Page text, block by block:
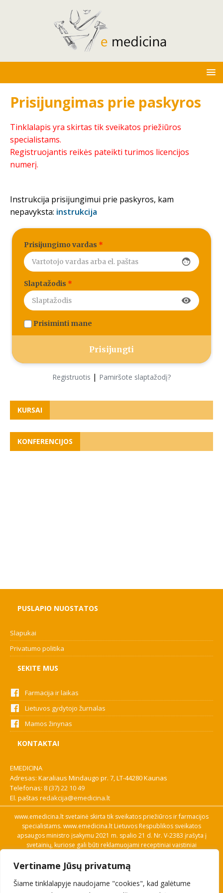
Vertiname Jūsų privatumą
Šiame tinklalapyje naudojame "cookies", kad galėtume
Prisijungimas prie paskyros
Tinklalapis yra skirtas tik sveikatos priežiūros
specialistams.
Registruojantis reikės pateikti turimos licencijos
numerį.
Instrukcija prisijungimui prie paskyros, kam
nepavyksta: instrukcija
Prisijungimo vardas *
face
Slaptažodis *
visibility
Prisiminti mane
Registruotis | Pamiršote slaptažodį?
KURSAI
KONFERENCIJOS
PUSLAPIO NUOSTATOS
Slapukai
Privatumo politika
SEKITE MUS
Farmacija ir laikas
Lietuvos gydytojo žurnalas
Mamos žinynas
KONTAKTAI
EMEDICINA
Adresas: Karaliaus Mindaugo pr. 7, LT-44280 Kaunas
Telefonas: 8 (37) 22 10 49
El. paštas redakcija@emedicina.lt
www.emedicina.lt svetainė skirta tik sveikatos priežiūros ir farmacijos
specialistams. www.emedicina.lt Lietuvos Respublikos sveikatos
apsaugos ministro įsakymu 2021 m. spalio 21 d. Nr. V-2383 įrašyta į
svetainių, kuriose gali būti reklamuojami receptiniai vaistiniai
savo profesinę kvalifikaciją. Naudingos nuorodos: Vaistų ir medicinos
pagalbos priemonių kainų paieška, VVKT tinklalapis, Sveikatos
priežiūros ar farmacijos specialisto pranešimo apie įtariamą